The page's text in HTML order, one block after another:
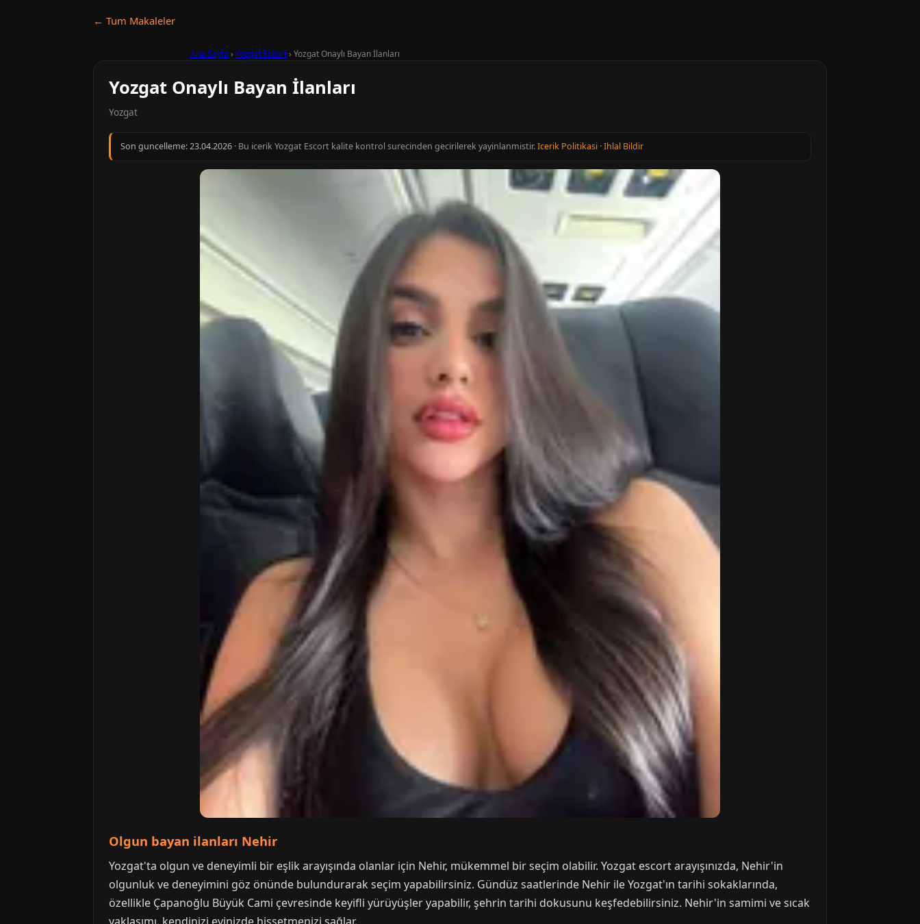
← Tum Makaleler
Ana Sayfa › Yozgat Escort› Yozgat Onaylı Bayan İlanları
Yozgat Onaylı Bayan İlanları
Yozgat
Son guncelleme:23.04.2026 · Bu icerik Yozgat Escort kalite kontrol surecinden gecirilerek yayinlanmistir.Icerik Politikasi ·Ihlal Bildir
Olgun bayan ilanları Nehir
Yozgat'ta olgun ve deneyimli bir eşlik arayışında olanlar için Nehir, mükemmel bir seçim olabilir. Yozgat escort arayışınızda, Nehir'in
olgunluk ve deneyimini göz önünde bulundurarak seçim yapabilirsiniz. Gündüz saatlerinde Nehir ile Yozgat'ın tarihi sokaklarında,
özellikle Çapanoğlu Büyük Cami çevresinde keyifli yürüyüşler yapabilir, şehrin tarihi dokusunu keşfedebilirsiniz. Nehir'in samimi ve sıcak